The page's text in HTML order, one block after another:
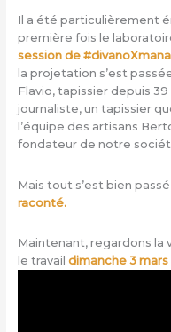
Il a été particulièrement
première fois le
session de
la projetation s’est
Flavio, tapissier depuis
journaliste, un tapissier
l’équipe des artisans
fondateur de notre
Mais tout s’est bien
raconté.
Maintenant, regardons la
le travail dimanche 3 mars